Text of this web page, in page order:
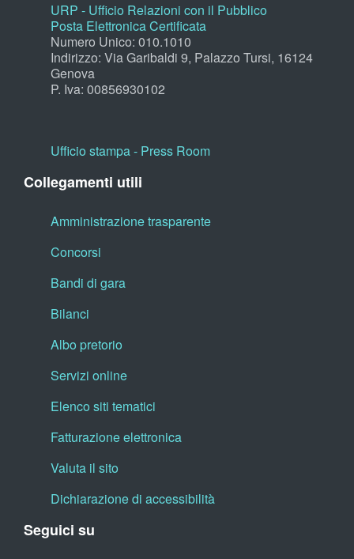
URP - Ufficio Relazioni con il Pubblico
Posta Elettronica Certificata
Numero Unico: 010.1010
Indirizzo: Via Garibaldi 9, Palazzo Tursi, 16124
Genova
P. Iva: 00856930102
Ufficio stampa - Press Room
Collegamenti utili
Amministrazione trasparente
Concorsi
Bandi di gara
Bilanci
Albo pretorio
Servizi online
Elenco siti tematici
Fatturazione elettronica
Valuta il sito
Dichiarazione di accessibilità
Seguici su